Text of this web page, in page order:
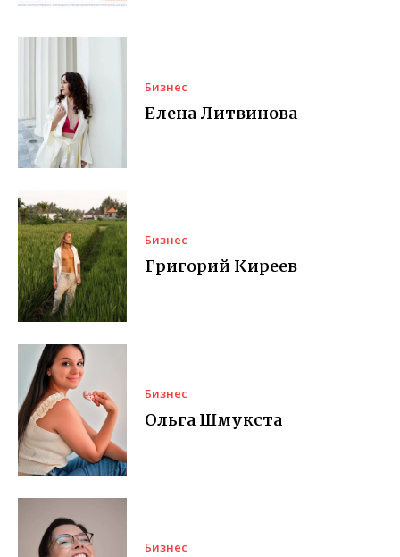
Бизнес
Елена Литвинова
Бизнес
Григорий Киреев
Бизнес
Ольга Шмукста
Бизнес